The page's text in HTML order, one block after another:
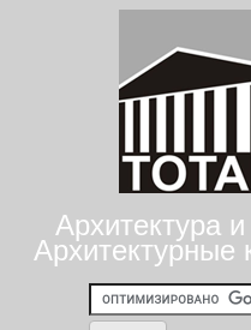
Архитектура
Архитектурные